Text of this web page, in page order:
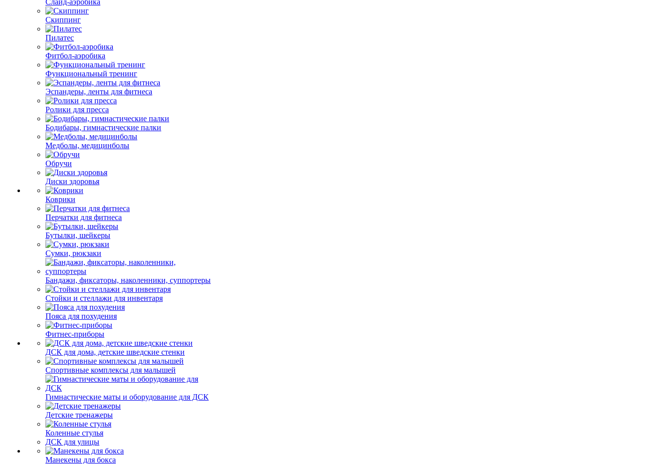
Слайд-аэробика
Скиппинг
Пилатес
Фитбол-аэробика
Функциональный тренинг
Эспандеры, ленты для фитнеса
Ролики для пресса
Бодибары, гимнастические палки
Медболы, медицинболы
Обручи
Диски здоровья
Коврики
Перчатки для фитнеса
Бутылки, шейкеры
Сумки, рюкзаки
Бандажи, фиксаторы, наколенники, суппортеры
Стойки и стеллажи для инвентаря
Пояса для похудения
Фитнес-приборы
ДСК для дома, детские шведские стенки
Спортивные комплексы для малышей
Гимнастические маты и оборудование для ДСК
Детские тренажеры
Коленные стулья
ДСК для улицы
Манекены для бокса